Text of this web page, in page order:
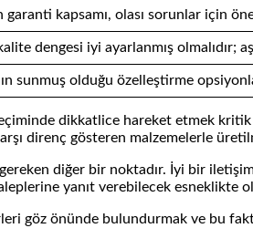
garanti kapsamı, olası sorunlar için
dengesi iyi ayarlanmış olmalıdır;
sunmuş olduğu özelleştirme
dikkatlice hareket etmek kritik
direnç gösteren malzemelerle
diğer bir noktadır. İyi bir
yanıt verebilecek esneklikte
göz önünde bulundurmak ve bu